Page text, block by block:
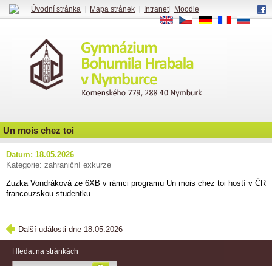
Un mois chez toi
Datum: 18.05.2026
Kategorie: zahraniční exkurze
Zuzka Vondráková ze 6XB v rámci programu Un mois chez toi hostí v ČR
francouzskou studentku.
Další události dne 18.05.2026
Hledat na stránkách
Úvodní stránka Mapa stránek Intranet|
Moodle
EN
CS DE FR RU